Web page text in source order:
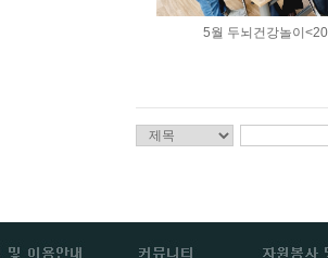
5월 두뇌건강놀이